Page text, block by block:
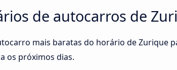
de autocarros de
mais baratas do horário de Zurique
os próximos dias.